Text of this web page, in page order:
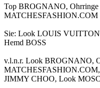
Top BROGNANO,
MATCHESFASHION.COM
Sie: Look LOUIS
Hemd BOSS
v.l.n.r. Look BROGNANO,
JIMMY CHOO, Look